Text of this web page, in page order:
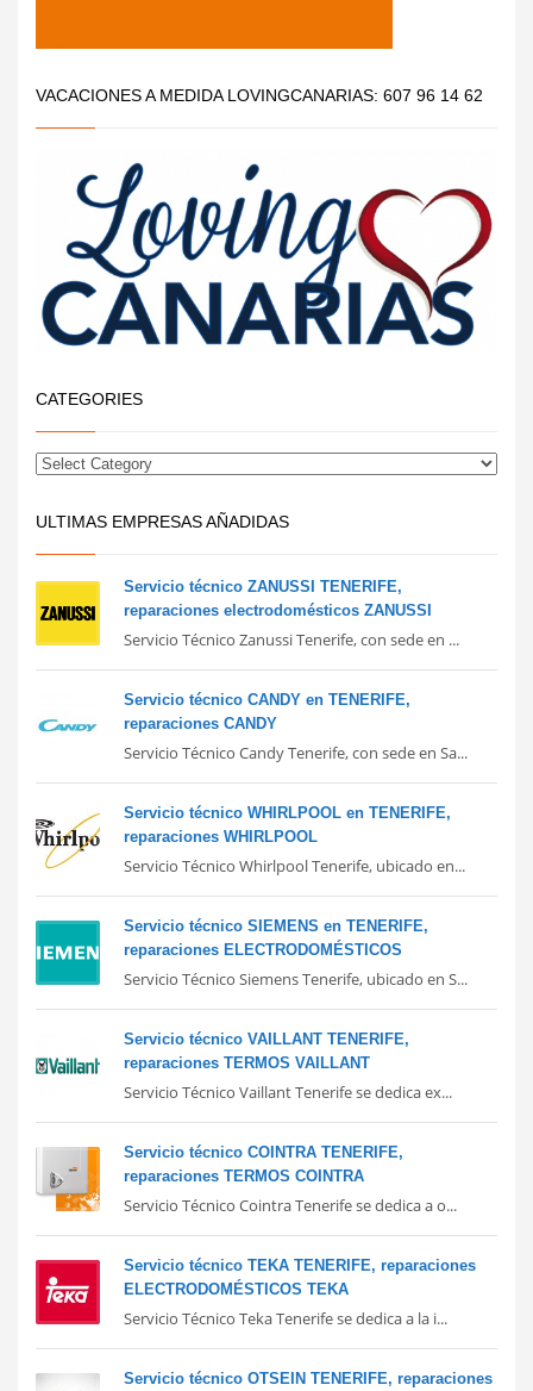
VACACIONES A MEDIDA LOVINGCANARIAS: 607 96 14 62
CATEGORIES
ULTIMAS EMPRESAS AÑADIDAS
Servicio técnico ZANUSSI TENERIFE,
reparaciones electrodomésticos ZANUSSI
Servicio Técnico Zanussi Tenerife, con sede en ...
Servicio técnico CANDY en TENERIFE,
reparaciones CANDY
Servicio Técnico Candy Tenerife, con sede en Sa...
Servicio técnico WHIRLPOOL en TENERIFE,
reparaciones WHIRLPOOL
Servicio Técnico Whirlpool Tenerife, ubicado en...
Servicio técnico SIEMENS en TENERIFE,
reparaciones ELECTRODOMÉSTICOS
Servicio Técnico Siemens Tenerife, ubicado en S...
Servicio técnico VAILLANT TENERIFE,
reparaciones TERMOS VAILLANT
Servicio Técnico Vaillant Tenerife se dedica ex...
Servicio técnico COINTRA TENERIFE,
reparaciones TERMOS COINTRA
Servicio Técnico Cointra Tenerife se dedica a o...
Servicio técnico TEKA TENERIFE, reparaciones
ELECTRODOMÉSTICOS TEKA
Servicio Técnico Teka Tenerife se dedica a la i...
Servicio técnico OTSEIN TENERIFE, reparaciones